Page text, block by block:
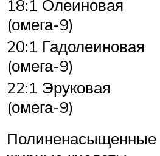
18:1 Олеиновая
(омега-9)
20:1 Гадолеиновая
(омега-9)
22:1 Эруковая
(омега-9)
Полиненасыщенные